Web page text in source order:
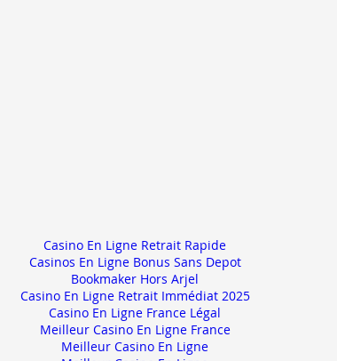
Casino En Ligne Retrait Rapide
Casinos En Ligne Bonus Sans Depot
Bookmaker Hors Arjel
Casino En Ligne Retrait Immédiat 2025
Casino En Ligne France Légal
Meilleur Casino En Ligne France
Meilleur Casino En Ligne